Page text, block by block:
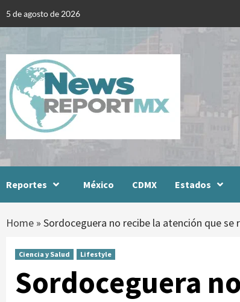
5 de agosto de 2026
Reportes México CDMX Estados
Home » Sordoceguera no recibe la atención que se
Ciencia y Salud Lifestyle
Sordoceguera